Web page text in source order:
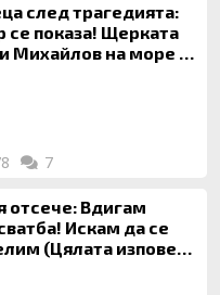
след трагедията:
се показа! Щерката
Михайлов на море с
7
отсече: Вдигам
Искам да се
(Цялата изповед